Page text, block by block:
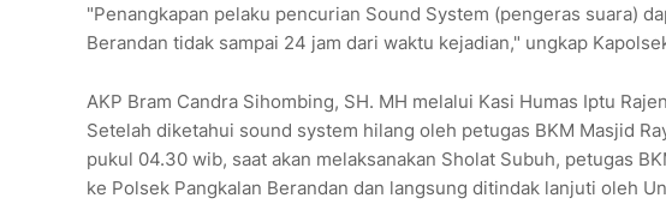
"Penangkapan pelaku pencurian Sound System (pengeras suara)
Berandan tidak sampai 24 jam dari waktu kejadian," ungkap
AKP Bram Candra Sihombing, SH. MH melalui Kasi Humas Iptu
Setelah diketahui sound system hilang oleh petugas BKM Masjid
pukul 04.30 wib, saat akan melaksanakan Sholat Subuh, petugas
ke Polsek Pangkalan Berandan dan langsung ditindak lanjuti oleh